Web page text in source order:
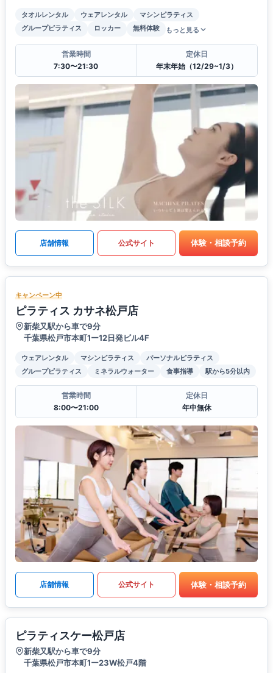
タオルレンタル ウェアレンタル
マシンピラティス
グループピラティス
ロッカー 無料体験 もっと見る
営業時間
7:30〜21:30
定休日
年末年始（12/29~1/3）
店舗情報 公式サイト 体験・相談予約
キャンペーン中
ピラティス カサネ松戸店
新柴又駅から車で9分
千葉県松戸市本町1ー12日発ビル4F
ウェアレンタル マシンピラティス
パーソナルピラティス
グループピラティス
ミネラルウォーター 食事指導 駅から5分以内
営業時間
8:00〜21:00
定休日
年中無休
店舗情報 公式サイト 体験・相談予約
ピラティスケー松戸店
新柴又駅から車で9分
千葉県松戸市本町1ー23W松戸4階